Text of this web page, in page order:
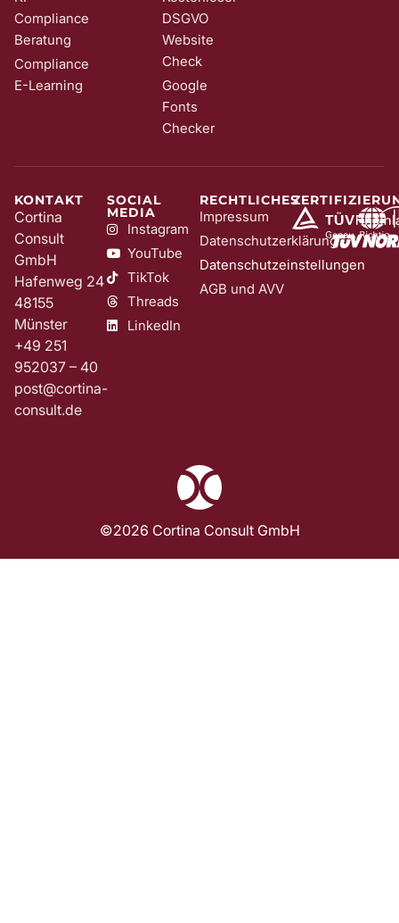
Compliance
Beratung
Compliance
E-Learning
DSGVO
Website
Check
Google
Fonts
Checker
KONTAKT
Cortina
Consult
GmbH
Hafenweg 24
48155
Münster
+49 251
952037 – 40
post@cortina-
consult.de
SOCIAL
MEDIA
Instagram
YouTube
TikTok
Threads
LinkedIn
RECHTLICHES
Impressum
Datenschutzerklärung
Datenschutzeinstellungen
AGB und AVV
©2026 Cortina Consult GmbH